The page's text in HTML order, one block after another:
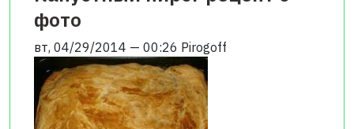
фото
вт, 04/29/2014 — 00:26 Pirogoff